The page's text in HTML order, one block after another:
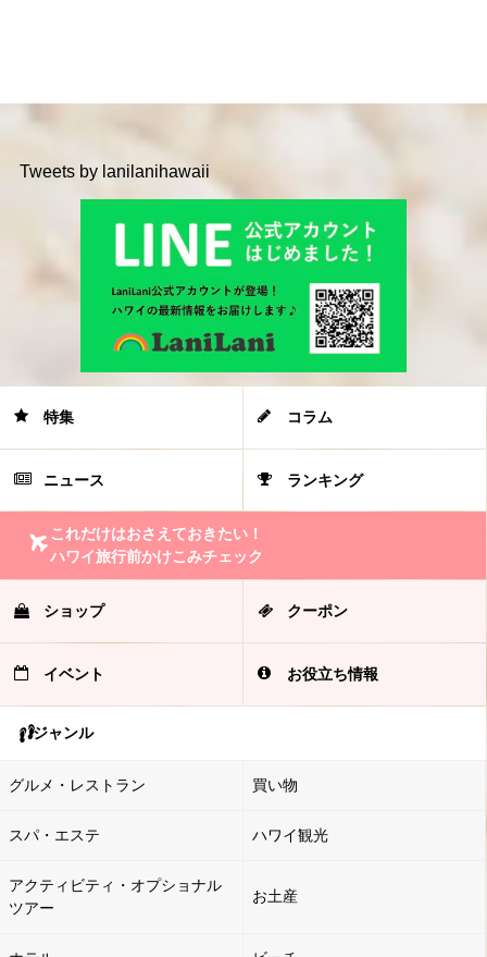
Tweets by lanilanihawaii
特集 コラム
ニュース ランキング
これだけはおさえておきたい！
ハワイ旅行前かけこみチェック
ショップ クーポン
イベント お役立ち情報
ジャンル
グルメ・レストラン 買い物
スパ・エステ ハワイ観光
アクティビティ・オプショナル
ツアー
お土産